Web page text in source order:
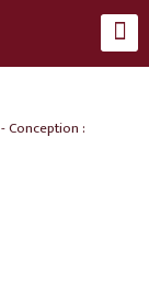
- Conception :